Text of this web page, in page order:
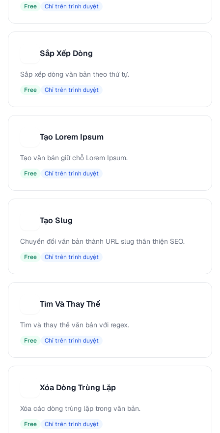
Free Chỉ trên trình duyệt
Sắp Xếp Dòng
Sắp xếp dòng văn bản theo thứ tự.
Free Chỉ trên trình duyệt
Tạo Lorem Ipsum
Tạo văn bản giữ chỗ Lorem Ipsum.
Free Chỉ trên trình duyệt
Tạo Slug
Chuyển đổi văn bản thành URL slug thân thiện SEO.
Free Chỉ trên trình duyệt
Tìm Và Thay Thế
Tìm và thay thế văn bản với regex.
Free Chỉ trên trình duyệt
Xóa Dòng Trùng Lặp
Xóa các dòng trùng lặp trong văn bản.
Free Chỉ trên trình duyệt